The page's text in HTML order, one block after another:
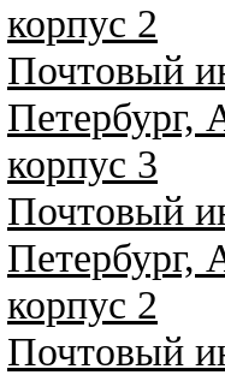
корпус 2
Почтовый
Петербург,
корпус 3
Почтовый
Петербург,
корпус 2
Почтовый